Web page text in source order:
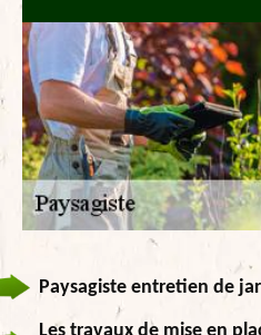
Paysagiste entretien de